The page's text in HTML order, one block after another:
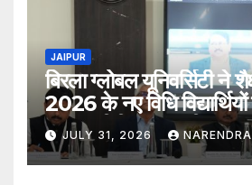
JAIPUR
बिरला ग्लोबल यूनिवर्सिटी ने
2026 के नए विधि
स्वागत बीबीए एलएल.बी.
एवं एलएल.एम. 2026–27
विद्यार्थियों ने शुरू की अपनी
JULY 31, 2026